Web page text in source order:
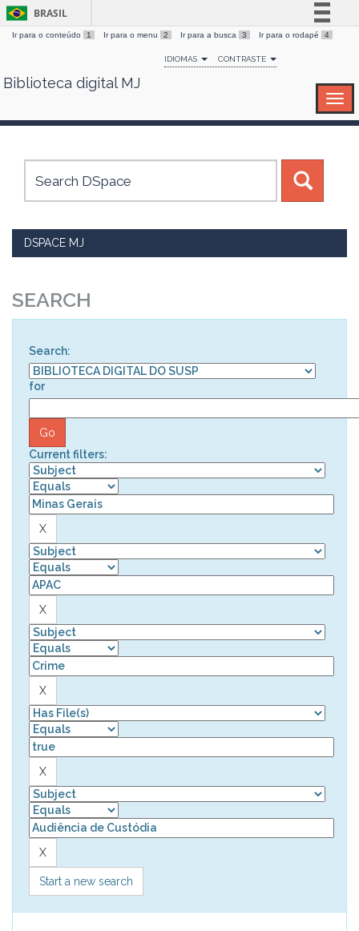
Skip
BRASIL
Simplifique!
Comunica BR
Canais
Ir para o conteúdo 1 Ir para o menu 2 Ir para a busca 3 Ir para o rodapé 4
IDIOMAS CONTRASTE
Biblioteca digital MJ
DSPACE MJ
SEARCH
Search:
for
Current filters:
Start a new search